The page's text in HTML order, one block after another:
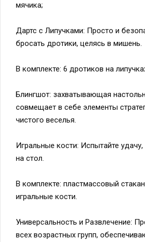
мячика;
Дартс с Липучками: Просто и
бросать дротики, целясь в мишень.
В комплекте: 6 дротиков на
Блингшот: захватывающая
совмещает в себе элементы
чистого веселья.
Игральные кости: Испытайте
на стол.
В комплекте: пластмассовый
игральные кости.
Универсальность и Развлечение:
всех возрастных групп,